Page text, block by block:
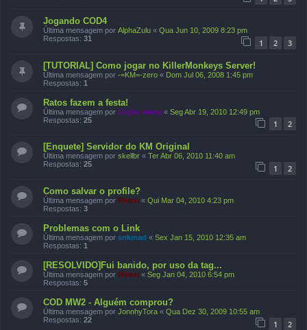
Jogando COD4
Última mensagem por AlphaZulu « Qua Jun 10, 2009 8:23 pm
Respostas: 31 1 2 3
[TUTORIAL] Como jogar no KillerMonkeys Server!
Última mensagem por -=KM=-zero « Dom Jul 06, 2008 1:45 pm
Respostas: 1
Ratos fazem a festa!
Última mensagem por Giglio Away « Seg Abr 19, 2010 12:49 pm
Respostas: 25 1 2
[Enquete] Servidor do KM Original
Última mensagem por skellbr « Ter Abr 06, 2010 11:40 am
Respostas: 25 1 2
Como salvar o profile?
Última mensagem por Riroxi « Qui Mar 04, 2010 4:23 pm
Respostas: 3
Problemas com o Link
Última mensagem por snkmad « Sex Jan 15, 2010 12:35 am
Respostas: 1
[RESOLVIDO]Fui banido, por uso da tag...
Última mensagem por Riroxi « Seg Jan 04, 2010 6:54 pm
Respostas: 5
COD MW2 - Alguém comprou?
Última mensagem por JonnhyTora « Qua Dez 30, 2009 10:55 am
Respostas: 22 1 2